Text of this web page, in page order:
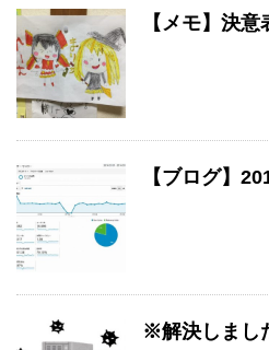
【メモ】決
【ブログ】
※解決しまし